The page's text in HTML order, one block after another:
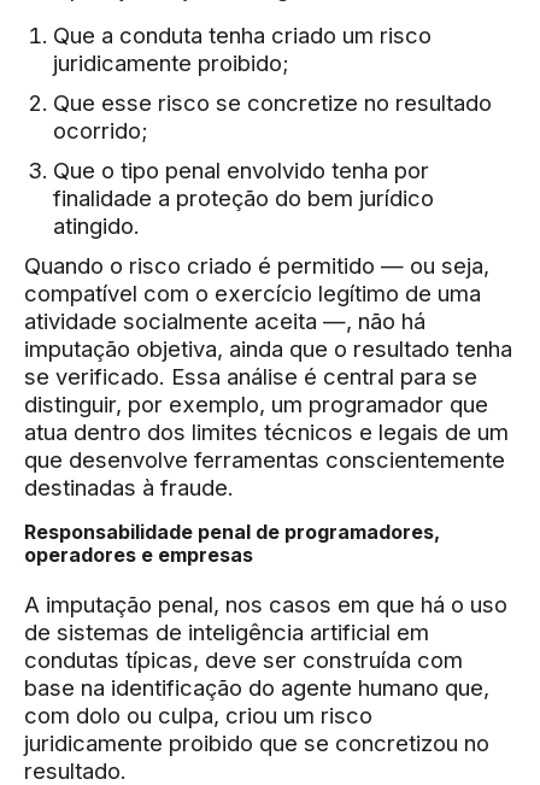
Que a conduta tenha criado um risco
juridicamente proibido;
Que esse risco se concretize no resultado
ocorrido;
Que o tipo penal envolvido tenha por
finalidade a proteção do bem jurídico
atingido.
Quando o risco criado é permitido — ou seja,
compatível com o exercício legítimo de uma
atividade socialmente aceita —, não há
imputação objetiva, ainda que o resultado tenha
se verificado. Essa análise é central para se
distinguir, por exemplo, um programador que
atua dentro dos limites técnicos e legais de um
que desenvolve ferramentas conscientemente
destinadas à fraude.
Responsabilidade penal de programadores,
operadores e empresas
A imputação penal, nos casos em que há o uso
de sistemas de inteligência artificial em
condutas típicas, deve ser construída com
base na identificação do agente humano que,
com dolo ou culpa, criou um risco
juridicamente proibido que se concretizou no
resultado.